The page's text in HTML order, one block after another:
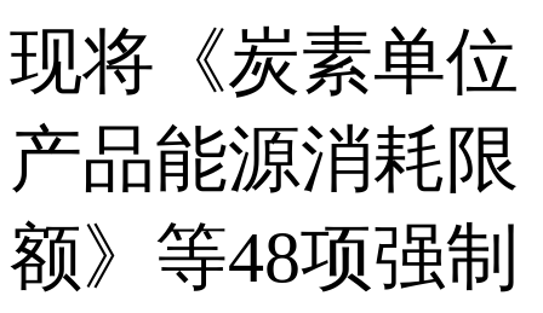
现将《炭素单位
产品能源消耗限
额》等48项强制